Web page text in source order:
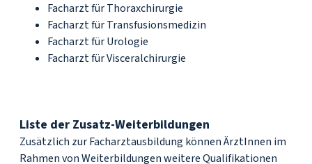
Facharzt für Thoraxchirurgie
Facharzt für Transfusionsmedizin
Facharzt für Urologie
Facharzt für Visceralchirurgie
Liste der Zusatz-Weiterbildungen
Zusätzlich zur Facharztausbildung können ÄrztInnen im
Rahmen von Weiterbildungen weitere Qualifikationen